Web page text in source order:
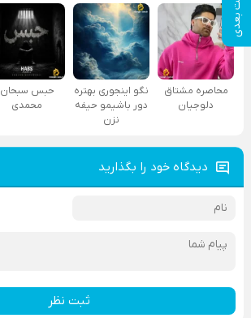
پست بعدی
محاصره مشتاق
دلوجیان
نگو اینجوری بهتره
دور باشیمو حیفه
نزن
حبس سبحان
محمدی
دیدگاه خود را بگذارید
ثبت نظر